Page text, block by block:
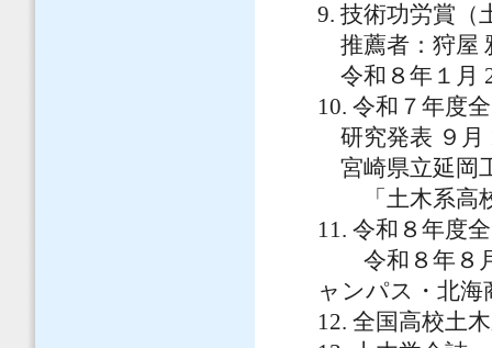
9. 技術功労賞（
推薦者：狩屋
令和８年１月
10. 令和７年度
研究発表 ９月
宮崎県立延岡
「土木系高校
11. 令和８年度
令和８年８月
ャンパス・北海
12. 全国高校土